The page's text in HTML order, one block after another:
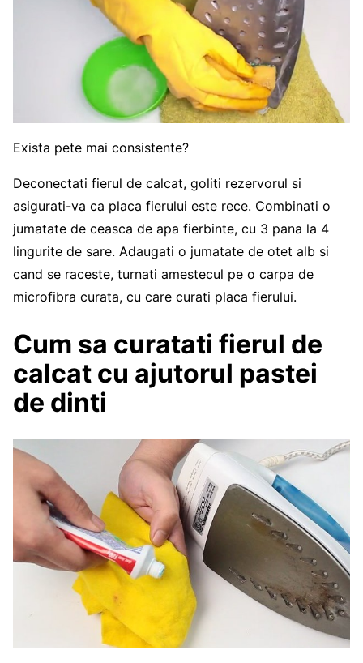
Exista pete mai consistente?
Deconectati fierul de calcat, goliti rezervorul si
asigurati-va ca placa fierului este rece. Combinati o
jumatate de ceasca de apa fierbinte, cu 3 pana la 4
lingurite de sare. Adaugati o jumatate de otet alb si
cand se raceste, turnati amestecul pe o carpa de
microfibra curata, cu care curati placa fierului.
Cum sa curatati fierul de
calcat cu ajutorul pastei
de dinti